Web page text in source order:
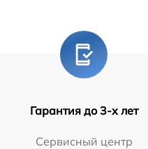
Гарантия до 3-х лет
Сервисный центр